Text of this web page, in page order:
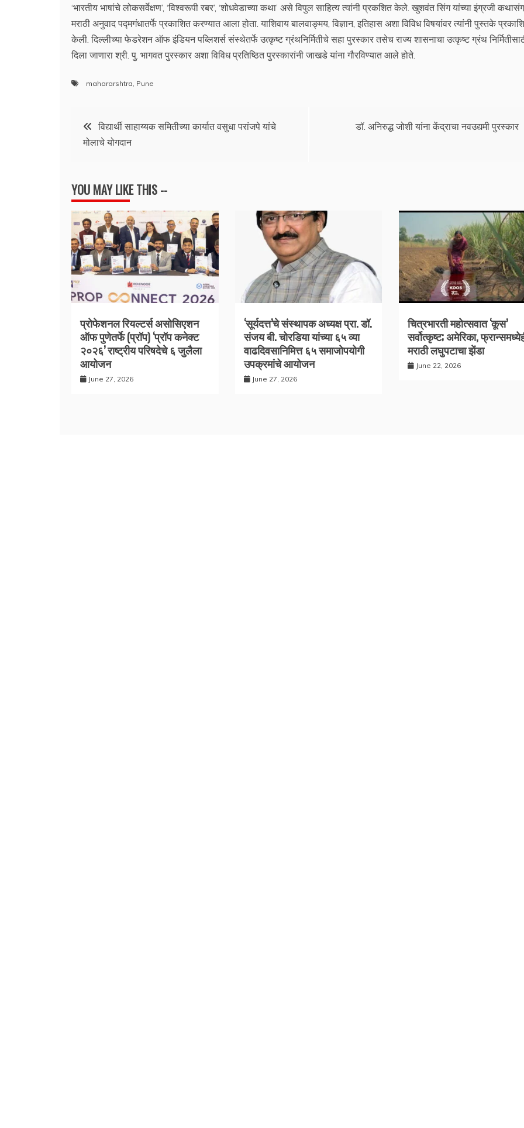
‘भारतीय भाषांचे लोकसर्वेक्षण’, ‘विश्वरूपी रबर’, ‘शोधवेडाच्या कथा’ असे विपुल साहित्य त्यांनी प्रकशित केले. खुशवंत सिंग यांच्या इंग्रजी
मराठी अनुवाद पद्मगंधातर्फे प्रकाशित करण्यात आला होता. याशिवाय बालवाङ्मय, विज्ञान, इतिहास अशा विविध विषयांवर त्यांनी पुस्तके
केली. दिल्लीच्या फेडरेशन ऑफ इंडियन पब्लिशर्स संस्थेतर्फे उत्कृष्ट ग्रंथनिर्मितीचे सहा पुरस्कार तसेच राज्य शासनाचा उत्कृष्ट ग्रंथ
दिला जाणारा श्री. पु. भागवत पुरस्कार अशा विविध प्रतिष्ठित पुरस्कारांनी जाखडे यांना गौरविण्यात आले होते.
mahararshtra, Pune
Post
navigation
विद्यार्थी साहाय्यक समितीच्या कार्यात वसुधा परांजपे यांचे
मोलाचे योगदान
डॉ. अनिरुद्ध जोशी यांना केंद्राचा नवउद्यमी पुरस्कार
YOU MAY LIKE THIS --
प्रोफेशनल रियल्टर्स असोसिएशन
ऑफ पुणेतर्फे (प्रॉप) ‘प्रॉप कनेक्ट
२०२६’ राष्ट्रीय परिषदेचे ६ जुलैला
आयोजन
June 27, 2026
‘सूर्यदत्त’चे संस्थापक अध्यक्ष प्रा. डॉ.
संजय बी. चोरडिया यांच्या ६५ व्या
वाढदिवसानिमित्त ६५ समाजोपयोगी
उपक्रमांचे आयोजन
June 27, 2026
चित्रभारती महोत्सवात ‘कूस’
सर्वोत्कृष्ट; अमेरिका,
मराठी लघुपटाचा झेंडा
June 22, 2026